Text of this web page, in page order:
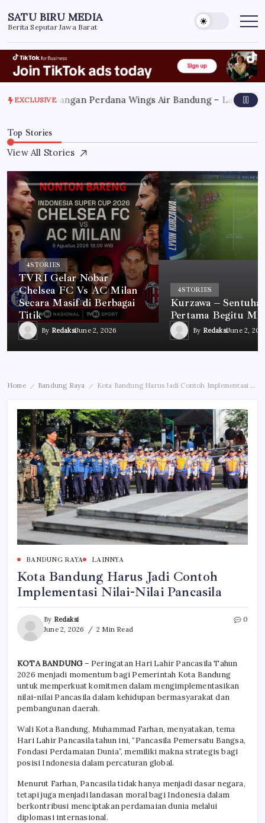
to
content
SATU BIRU MEDIA
Berita Seputar Jawa Barat
EXCLUSIVE
Penerbangan Perdana Wings Air Bandung – Lampung
Top Stories
View All Stories
4STORIES
TVRI Gelar Nobar
Chelsea FC Vs AC Milan
Secara Masif di Berbagai
Titik
By RedaksiJune 2, 2026
4STORIES
Kurzawa –
Pertama Begitu
By RedaksiJune 2,
Home / Bandung Raya / Kota Bandung Harus Jadi Contoh Implementasi Nilai-Nilai Pancasila
BANDUNG RAYA LAINNYA
Kota Bandung Harus Jadi Contoh
Implementasi Nilai-Nilai Pancasila
By Redaksi
June 2, 2026
2 Min Read
0
KOTA BANDUNG– Peringatan Hari Lahir Pancasila Tahun
2026 menjadi momentum bagi Pemerintah Kota Bandung
untuk memperkuat komitmen dalam mengimplementasikan
nilai-nilai Pancasila dalam kehidupan bermasyarakat dan
pembangunan daerah.
Wali Kota Bandung, Muhammad Farhan, menyatakan, tema
Hari Lahir Pancasila tahun ini, “Pancasila Pemersatu Bangsa,
Fondasi Perdamaian Dunia”, memiliki makna strategis bagi
posisi Indonesia dalam percaturan global.
Menurut Farhan, Pancasila tidak hanya menjadi dasar negara,
tetapi juga menjadi landasan moral bagi Indonesia dalam
berkontribusi menciptakan perdamaian dunia melalui
diplomasi internasional.